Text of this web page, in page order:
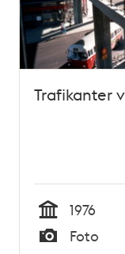
Trafikanter
Tid
1976
Foto